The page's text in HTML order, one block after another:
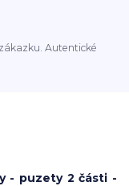
Autentické
- puzety 2 části -